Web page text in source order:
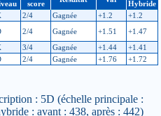
score
Hybride
2/4 Gagnée +1.2
+1.2
2/4 Gagnée +1.51
+1.47
3/4 Gagnée +1.44
+1.41
2/4 Gagnée +1.76 +1.72
: 5D (échelle principale :
: avant : 438, après : 442)